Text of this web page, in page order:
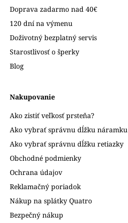
Doprava zadarmo nad 40€
120 dní na výmenu
Doživotný bezplatný servis
Starostlivosť o šperky
Blog
Nakupovanie
Ako zistiť veľkosť prsteňa?
Ako vybrať správnu dĺžku náramku
Ako vybrať správnu dĺžku retiazky
Obchodné podmienky
Ochrana údajov
Reklamačný poriadok
Nákup na splátky Quatro
Bezpečný nákup